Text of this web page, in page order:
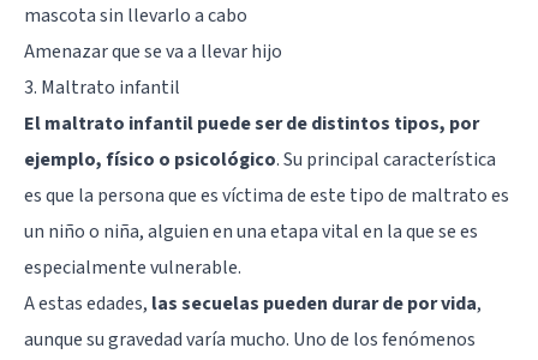
mascota sin llevarlo a cabo
Amenazar que se va a llevar hijo
3. Maltrato infantil
El maltrato infantil puede ser de distintos tipos, por
ejemplo, físico o psicológico. Su principal característica
es que la persona que es víctima de este tipo de maltrato es
un niño o niña, alguien en una etapa vital en la que se es
especialmente vulnerable.
A estas edades, las secuelas pueden durar de por vida,
aunque su gravedad varía mucho. Uno de los fenómenos